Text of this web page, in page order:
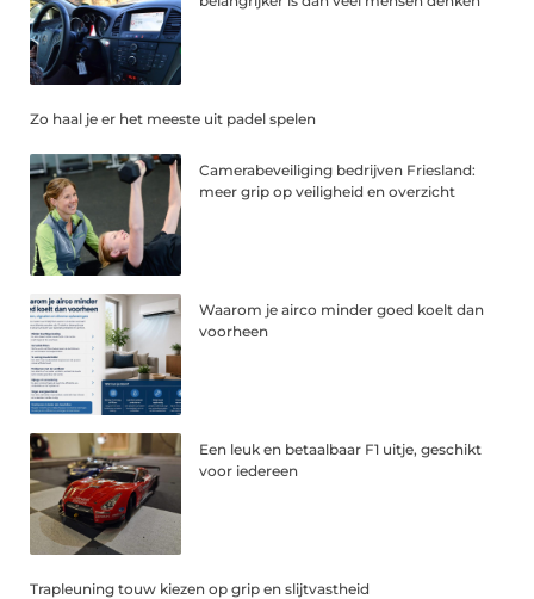
Zo haal je er het meeste uit padel spelen
Camerabeveiliging bedrijven Friesland:
meer grip op veiligheid en overzicht
Waarom je airco minder goed koelt dan
voorheen
Een leuk en betaalbaar F1 uitje, geschikt
voor iedereen
Trapleuning touw kiezen op grip en slijtvastheid